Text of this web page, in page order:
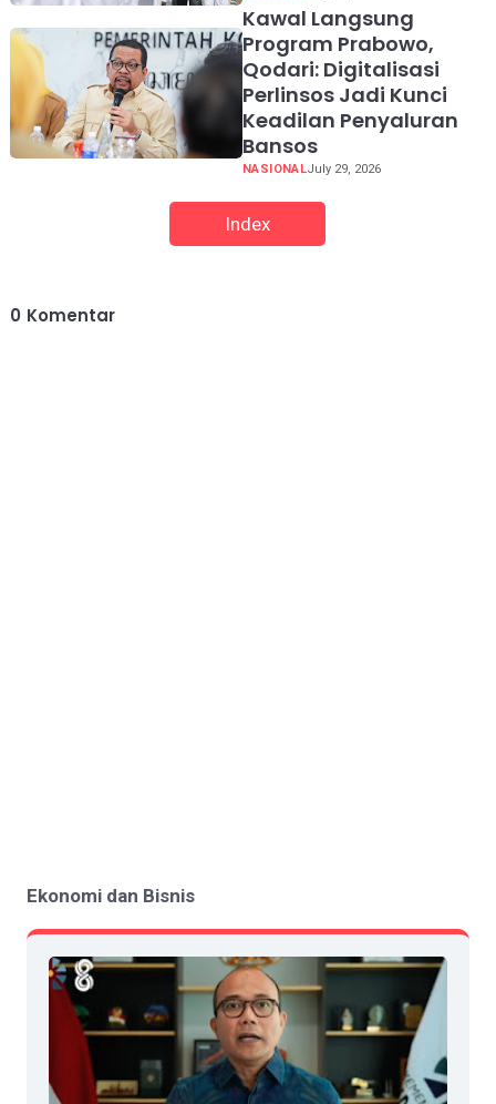
Kawal Langsung
Program Prabowo,
Qodari: Digitalisasi
Perlinsos Jadi Kunci
Keadilan Penyaluran
Bansos
NASIONALJuly 29, 2026
Index
0 Komentar
Ekonomi dan Bisnis